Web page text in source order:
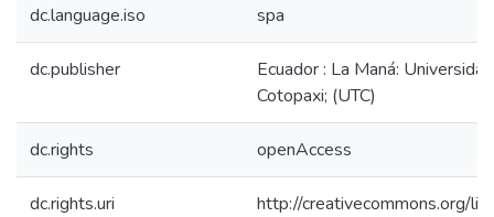
dc.language.iso spa
dc.publisher
Ecuador : La Maná:
Cotopaxi; (UTC)
dc.rights openAccess
dc.rights.uri
http://creativecommons.org/